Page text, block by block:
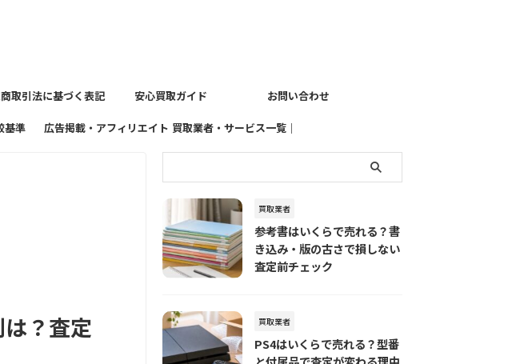
取引法に基づく表記 安心買取ガイド お問い合わせ
基準 広告掲載・アフィリエイト 買取業者・サービス一覧｜
？査定
買取業者
参考書はいくらで売れる？書
き込み・版の古さで損しない
査定前チェック
買取業者
PS4はいくらで売れる？型番